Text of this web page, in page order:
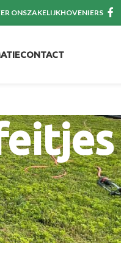
ONSZAKELIJKHOVENIERS
CONTACT